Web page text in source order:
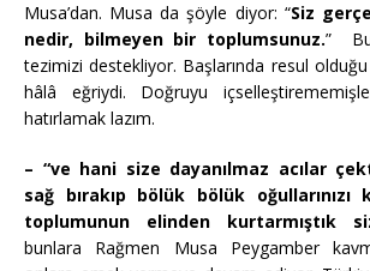
Musa’dan. Musa da şöyle diyor: “Siz
nedir, bilmeyen bir toplumsunuz.” Bu
tezimizi destekliyor. Başlarında resul
hâlâ eğriydi. Doğruyu
hatırlamak lazım.
– “ve hani size dayanılmaz acılar
sağ bırakıp bölük bölük oğullarınızı
toplumunun elinden kurtarmıştık
bunlara Rağmen Musa Peygamber